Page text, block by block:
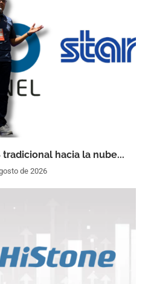
tradicional hacia la nube...
de 2026